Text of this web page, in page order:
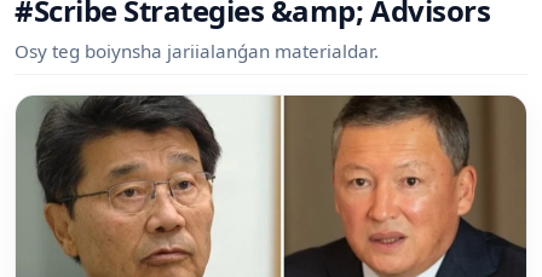
#Scribe Strategies &amp; Advisors
Osy teg boiynsha jariialanǵan materialdar.